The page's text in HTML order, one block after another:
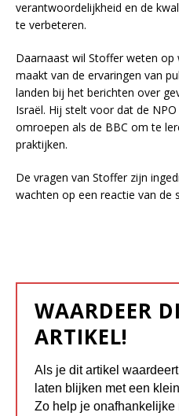
verantwoordelijkheid en de
te verbeteren.
Daarnaast wil Stoffer weten op
maakt van de ervaringen van
landen bij het berichten over
Israël. Hij stelt voor dat de
omroepen als de BBC om te
praktijken.
De vragen van Stoffer zijn
wachten op een reactie van de
WAARDEER
ARTIKEL!
Als je dit artikel
laten blijken met een
Zo help je